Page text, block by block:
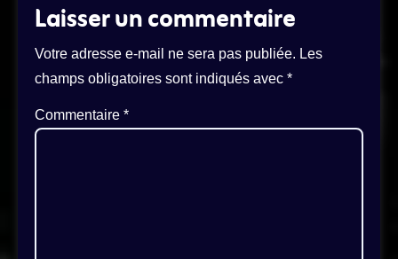
Laisser un commentaire
Votre adresse e-mail ne sera pas publiée. Les
champs obligatoires sont indiqués avec*
Commentaire*